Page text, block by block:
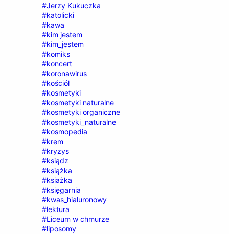
#Jerzy Kukuczka
#katolicki
#kawa
#kim jestem
#kim_jestem
#komiks
#koncert
#koronawirus
#kościół
#kosmetyki
#kosmetyki naturalne
#kosmetyki organiczne
#kosmetyki_naturalne
#kosmopedia
#krem
#kryzys
#ksiądz
#książka
#ksiażka
#księgarnia
#kwas_hialuronowy
#lektura
#Liceum w chmurze
#liposomy